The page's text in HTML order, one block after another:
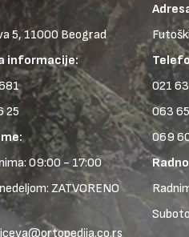
5, 11000 Beograd
informacije:
25
09:00 - 17:00
ZATVORENO
021
063
069